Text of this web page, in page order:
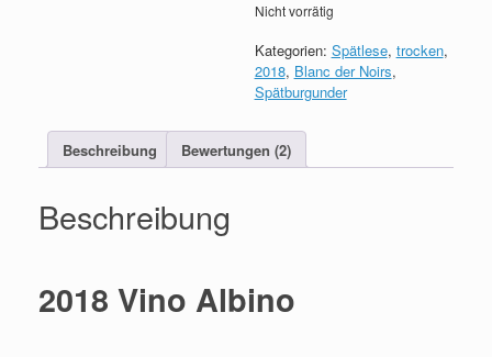
Nicht vorrätig
Kategorien: Spätlese, trocken,
2018, Blanc der Noirs,
Spätburgunder
Beschreibung Bewertungen (2)
Beschreibung
2018 Vino Albino